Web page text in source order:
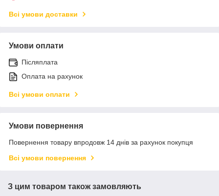
Всі умови доставки
Умови оплати
Післяплата
Оплата на рахунок
Всі умови оплати
Умови повернення
Повернення товару впродовж 14 днів за рахунок покупця
Всі умови повернення
З цим товаром також замовляють